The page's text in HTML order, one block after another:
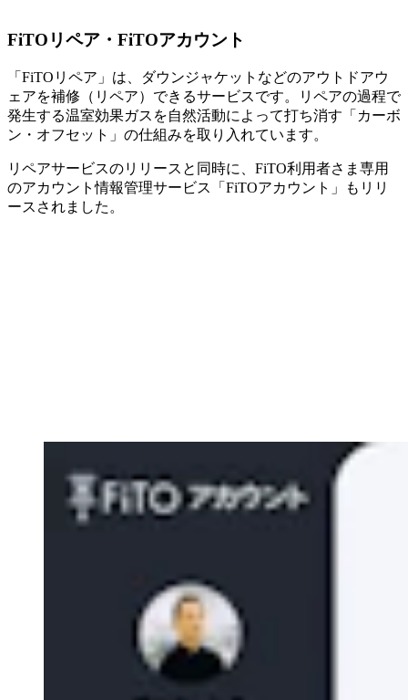
FiTOリペア・FiTOアカウント
「FiTOリペア」は、ダウンジャケットなどのアウトドアウ
ェアを補修（リペア）できるサービスです。リペアの過程で
発生する温室効果ガスを自然活動によって打ち消す「カーボ
ン・オフセット」の仕組みを取り入れています。
リペアサービスのリリースと同時に、FiTO利用者さま専用
のアカウント情報管理サービス「FiTOアカウント」もリリ
ースされました。